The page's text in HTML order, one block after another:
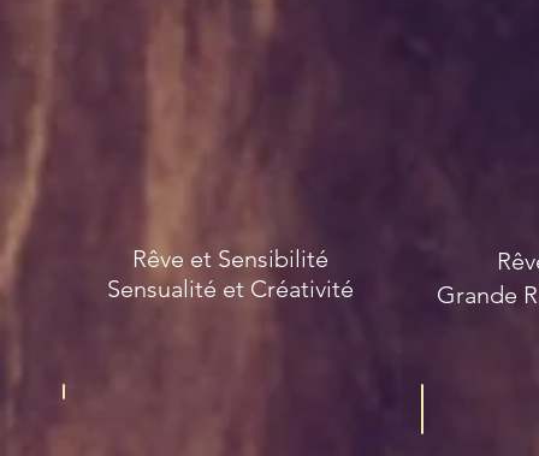
Rêve et Sensibilité
Sensualité et Créativité
Grande